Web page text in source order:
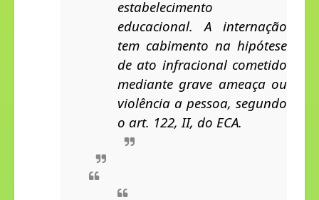
estabelecimento
educacional. A internação
tem cabimento na hipótese
de ato infracional cometido
mediante grave ameaça ou
violência a pessoa, segundo
o art. 122, II, do ECA.